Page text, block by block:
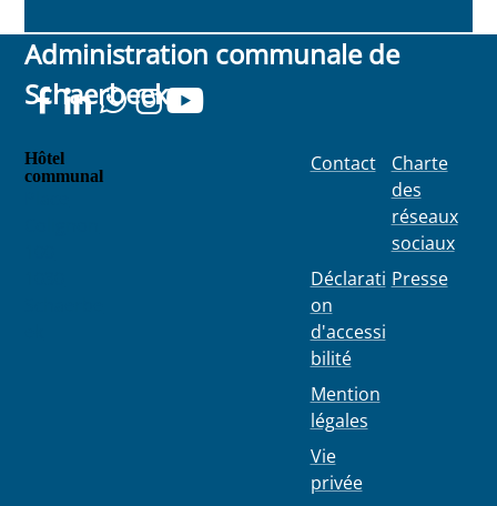
Administration communale de
Schaerbeek
Hôtel
communal
Contact
Déclarati
on
d'accessi
bilité
Mention
légales
Vie
privée
Charte
des
réseaux
sociaux
Presse